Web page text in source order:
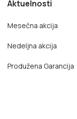
Aktuelnosti
Mesečna akcija
Nedeljna akcija
Produžena Garancija